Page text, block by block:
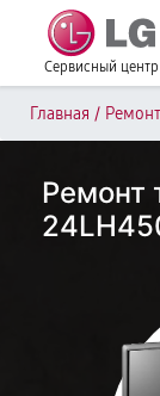
Сервисный центр
Главная /
Ремонт